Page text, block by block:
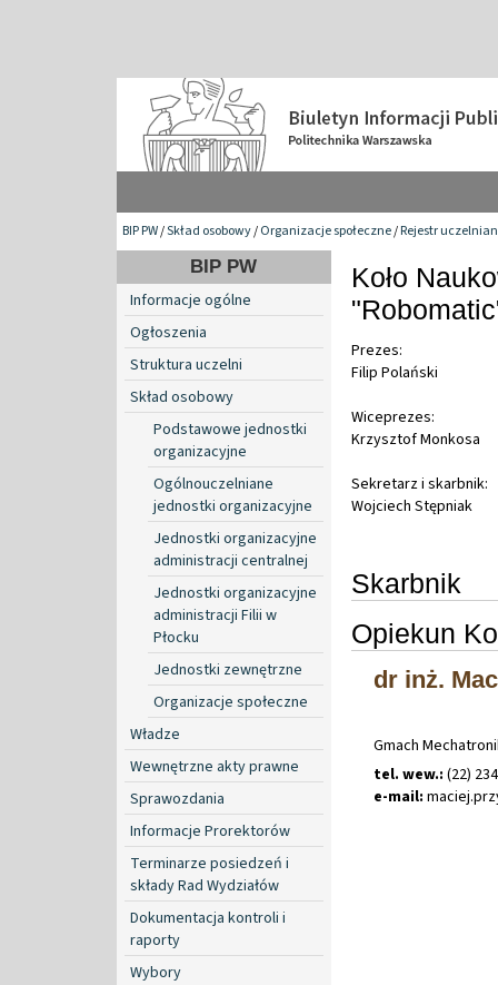
BIP PW/Skład osobowy/Organizacje społeczne/Rejestr
BIP PW
Informacje ogólne
Ogłoszenia
Struktura uczelni
Skład osobowy
Podstawowe jednostki
organizacyjne
Ogólnouczelniane
jednostki organizacyjne
Jednostki organizacyjne
administracji centralnej
Jednostki organizacyjne
administracji Filii w
Płocku
Jednostki zewnętrzne
Organizacje społeczne
Władze
Wewnętrzne akty prawne
Sprawozdania
Informacje Prorektorów
Terminarze posiedzeń i
składy Rad Wydziałów
Dokumentacja kontroli i
raporty
Wybory
Koło
Prezes:
Filip Polański
Wiceprezes:
Krzysztof Monkosa
Sekretarz i skarbnik:
Wojciech Stępniak
Skarbnik
Opiekun
dr inż.
Gmach
tel. wew.: (22)
e-mail: maciej.